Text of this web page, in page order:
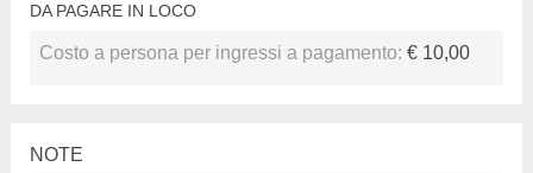
DA PAGARE IN LOCO
Costo a persona per ingressi a pagamento: € 10,00
NOTE